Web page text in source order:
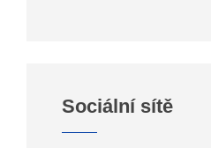
Sociální sítě